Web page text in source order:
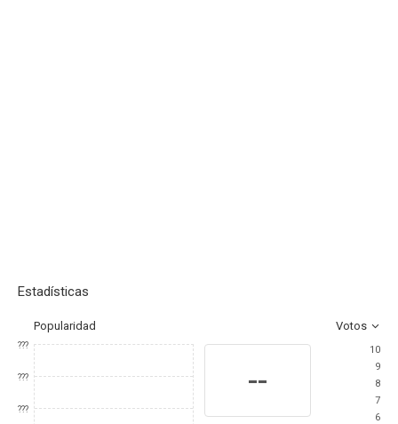
Estadísticas
Popularidad Votos
???
???
???
--
10
9
8
7
6